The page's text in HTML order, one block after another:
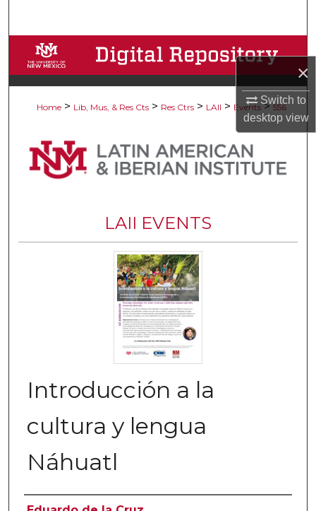
×
Switch to
desktopview
Browse Collections
My Account
Digital Commons Network™
Home > Lib, Mus, & Res Cts > Res Ctrs > LAII > Events > 556
LAII EVENTS
Introducción a la
cultura y lengua
Náhuatl
Authors